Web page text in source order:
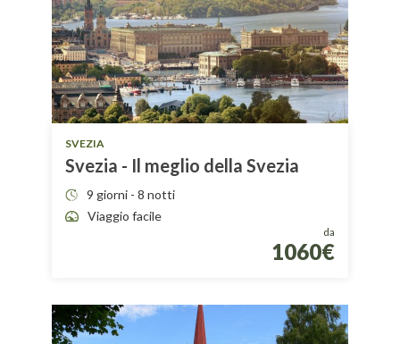
SVEZIA
Svezia - Il meglio della Svezia
9 giorni - 8 notti
Viaggio facile
da
1060€